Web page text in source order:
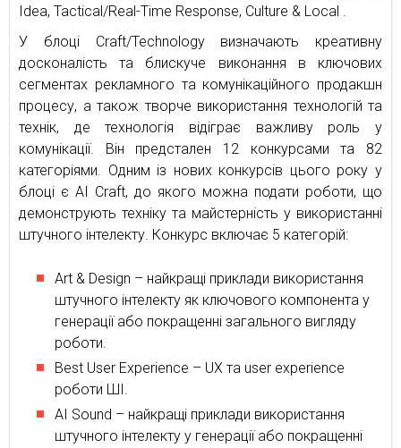
Idea, Tactical/Real-Time Response, Culture & Local .
У блоці Craft/Technology визначають креативну
досконалість та блискуче виконання в ключових
сегментах рекламного та комунікаційного продакшн
процесу, а також творче використання технологій та
технік, де технологія відіграє важливу роль у
комунікації. Він предстален 12 конкурсами та 82
категоріями. Одним із нових конкурсів цього року у
блоці є AI Craft, до якого можна подати роботи, що
демонструють техніку та майстерність у використанні
штучного інтелекту. Конкурс включає 5 категорій:
Art & Design – найкращі приклади використання
штучного інтелекту як ключового компонента у
генерації або покращенні загального вигляду
роботи.
Best User Experience – UX та user experience
роботи ШІ.
AI Sound – найкращі приклади використання
штучного інтелекту у генерації або покращенні